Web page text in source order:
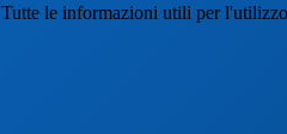
Tutte le informazioni utili per